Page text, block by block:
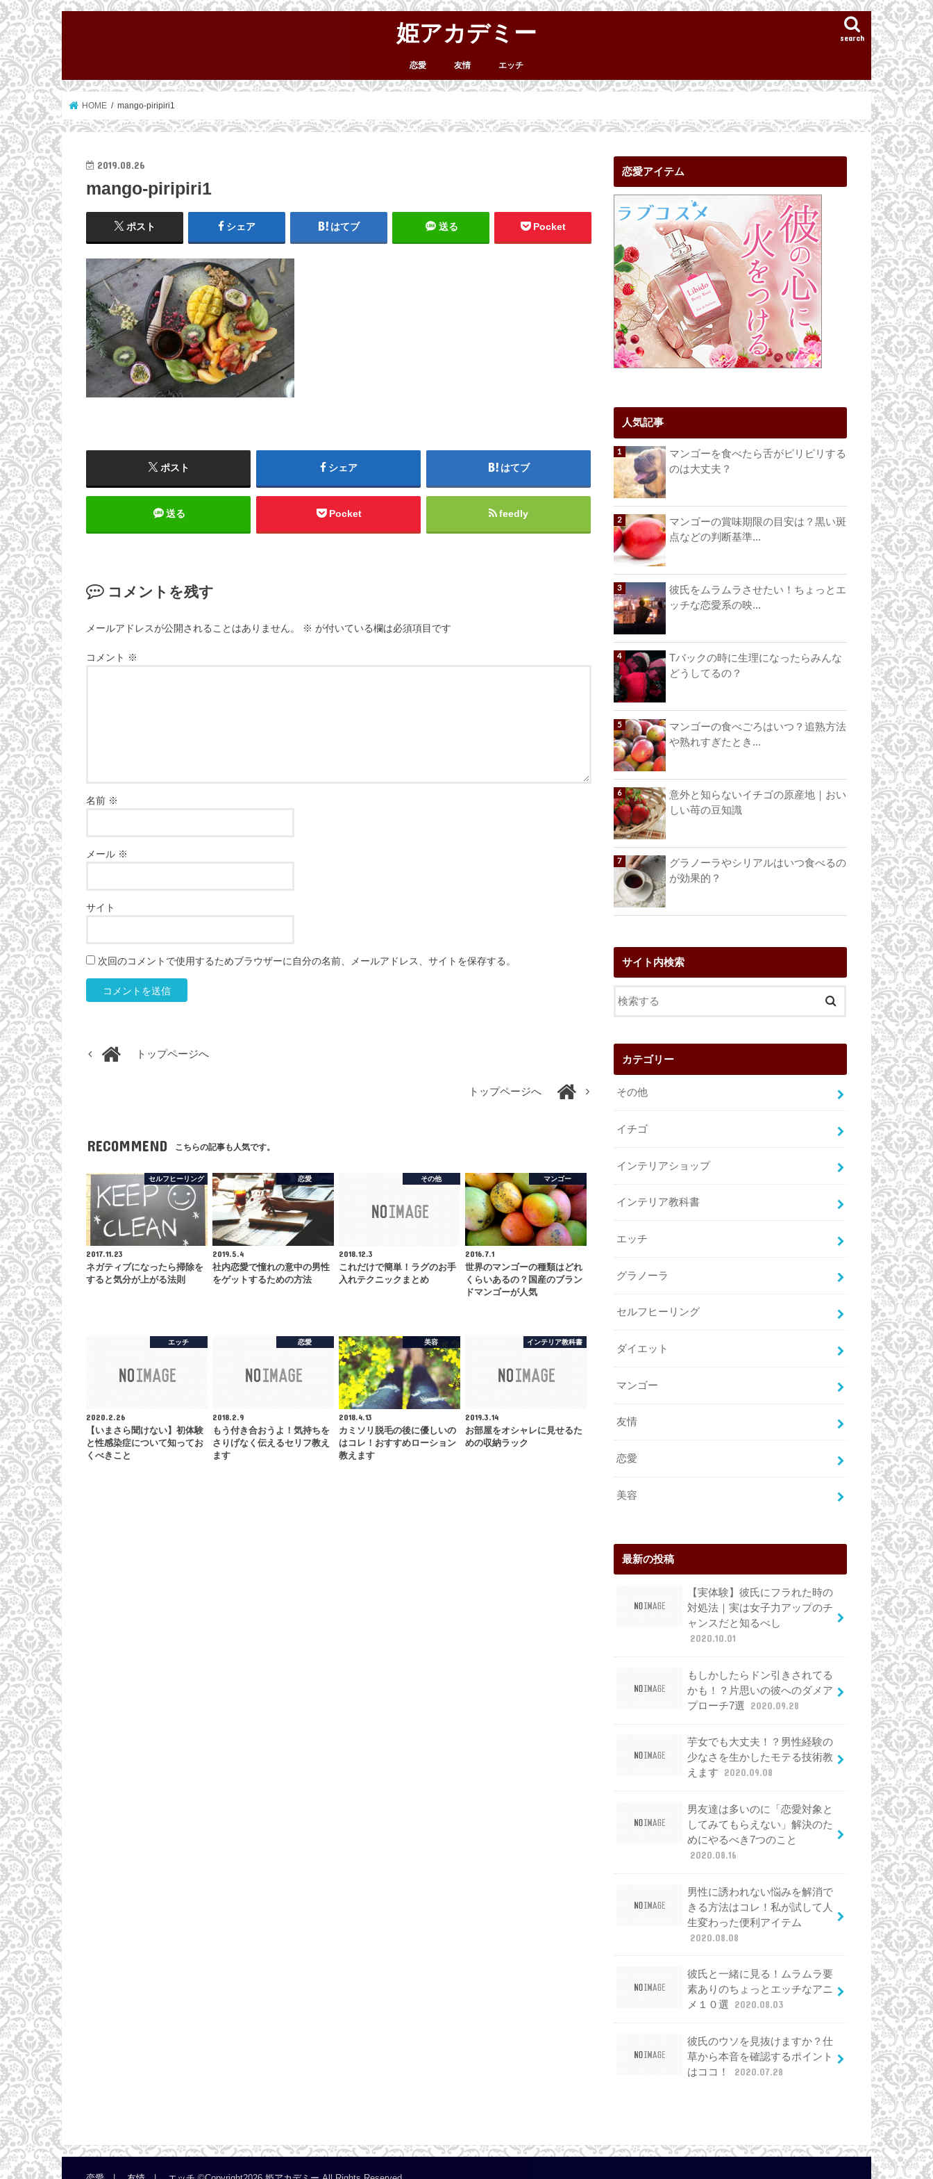
姫アカデミー search
恋愛 友情 エッチ
HOME mango-piripiri1
2019.08.26
mango-piripiri1
ポスト シェア はてブ 送る Pocket
ポスト シェア はてブ
送る Pocket feedly
コメントを残す
メールアドレスが公開されることはありません。 ※ が付いている欄は必須項目です
コメント ※
名前 ※
メール ※
サイト
次回のコメントで使用するためブラウザーに自分の名前、メールアドレス、サイトを保存する。
トップページへ
トップページへ
RECOMMEND こちらの記事も人気です。
セルフヒーリング
2017.11.23
ネガティブになったら掃除を
すると気分が上がる法則
恋愛
2019.5.4
社内恋愛で憧れの意中の男性
をゲットするための方法
その他
2018.12.3
これだけで簡単！ラグのお手
入れテクニックまとめ
マンゴー
2016.7.1
世界のマンゴーの種類はどれ
くらいあるの？国産のブラン
ドマンゴーが人気
エッチ
2020.2.26
【いまさら聞けない】初体験
と性感染症について知ってお
くべきこと
恋愛
2018.2.9
もう付き合おうよ！気持ちを
さりげなく伝えるセリフ教え
ます
美容
2018.4.13
カミソリ脱毛の後に優しいの
はコレ！おすすめローション
教えます
インテリア教科書
2019.3.14
お部屋をオシャレに見せるた
めの収納ラック
恋愛アイテム
人気記事
マンゴーを食べたら舌がピリピリする
のは大丈夫？
マンゴーの賞味期限の目安は？黒い斑
点などの判断基準...
彼氏をムラムラさせたい！ちょっとエ
ッチな恋愛系の映...
Tバックの時に生理になったらみんな
どうしてるの？
マンゴーの食べごろはいつ？追熟方法
や熟れすぎたとき...
意外と知らないイチゴの原産地｜おい
しい苺の豆知識
グラノーラやシリアルはいつ食べるの
が効果的？
サイト内検索
カテゴリー
その他
イチゴ
インテリアショップ
インテリア教科書
エッチ
グラノーラ
セルフヒーリング
ダイエット
マンゴー
友情
恋愛
美容
最新の投稿
【実体験】彼氏にフラれた時の
対処法｜実は女子力アップのチ
ャンスだと知るべし
2020.10.01
もしかしたらドン引きされてる
かも！？片思いの彼へのダメア
プローチ7選
2020.09.28
芋女でも大丈夫！？男性経験の
少なさを生かしたモテる技術教
えます
2020.09.08
男友達は多いのに「恋愛対象と
してみてもらえない」解決のた
めにやるべき7つのこと
2020.08.16
男性に誘われない悩みを解消で
きる方法はコレ！私が試して人
生変わった便利アイテム
2020.08.08
彼氏と一緒に見る！ムラムラ要
素ありのちょっとエッチなアニ
メ１０選
2020.08.03
彼氏のウソを見抜けますか？仕
草から本音を確認するポイント
はココ！
2020.07.28